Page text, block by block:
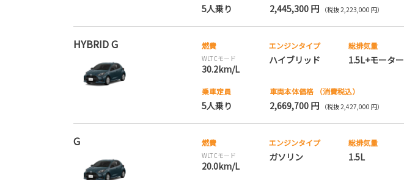
5人乗り 2,445,300 円 （税抜 2,223,000 円）
HYBRID G 燃費
WLTCモード
30.2km/L
エンジンタイプ
ハイブリッド
総排気量
1.5L+モーター
乗車定員
5人乗り
車両本体価格 （消費税込）
2,669,700 円 （税抜 2,427,000 円）
G 燃費
WLTCモード
20.0km/L
エンジンタイプ
ガソリン
総排気量
1.5L